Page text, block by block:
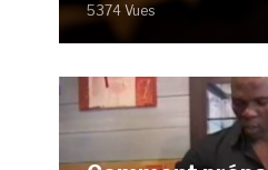
5374 Vues